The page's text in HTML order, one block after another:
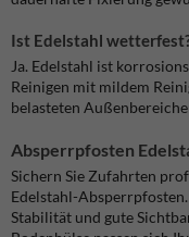
Ist Edelstahl
Ja. Edelstahl ist
Reinigen mit mildem
belasteten
Absperrpfosten
Sichern Sie Zufahrten
Edelstahl-
Stabilität und gute